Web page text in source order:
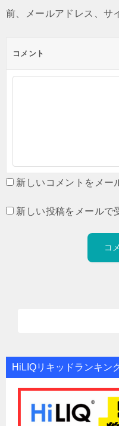
前、メールアドレス、サ
コメント
新しいコメントをメー
新しい投稿をメールで
HiLIQリキッドランキン